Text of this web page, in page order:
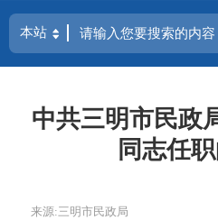
中共三明市民政
同志任
来源:三明市民政局